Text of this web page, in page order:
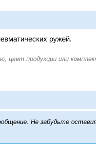
ружей.
Не забудьте